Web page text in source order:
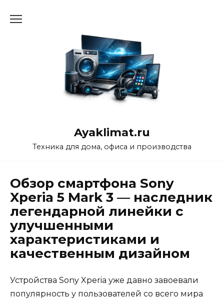
Ayaklimat.ru
Техника для дома, офиса и производства
Обзор смартфона Sony
Xperia 5 Mark 3 — наследник
легендарной линейки с
улучшенными
характеристиками и
качественным дизайном
Устройства Sony Xperia уже давно завоевали
популярность у пользователей со всего мира